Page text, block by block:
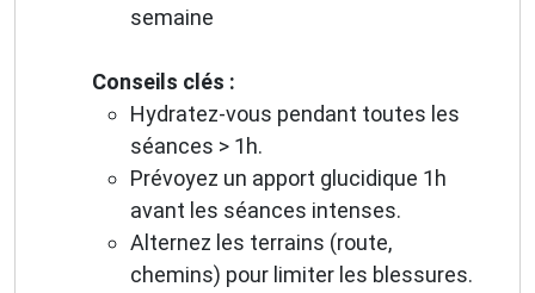
semaine
Conseils clés :
Hydratez-vous pendant toutes les
séances > 1h.
Prévoyez un apport glucidique 1h
avant les séances intenses.
Alternez les terrains (route,
chemins) pour limiter les blessures.